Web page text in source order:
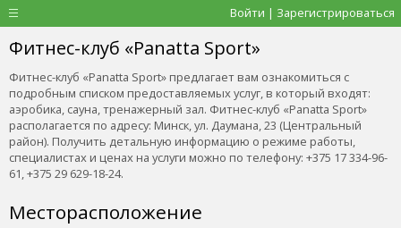
Войти | Зарегистрироваться
Фитнес-клуб «Panatta Sport»
Фитнес-клуб «Panatta Sport» предлагает вам ознакомиться с
подробным списком предоставляемых услуг, в который входят:
аэробика, сауна, тренажерный зал. Фитнес-клуб «Panatta Sport»
располагается по адресу: Минск, ул. Даумана, 23 (Центральный
район). Получить детальную информацию о режиме работы,
специалистах и ценах на услуги можно по телефону: +375 17 334-96-
61, +375 29 629-18-24.
Месторасположение